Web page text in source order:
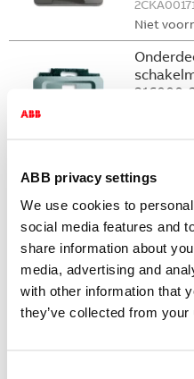
ABB privacy settings
We use cookies to
social media features and
share information about
media, advertising and
with other information that
they’ve collected from
Niet
216000-
schak
2542 DR/
Niet